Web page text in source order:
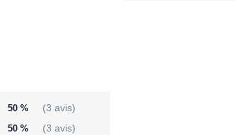
50 % (3 avis)
50 % (3 avis)